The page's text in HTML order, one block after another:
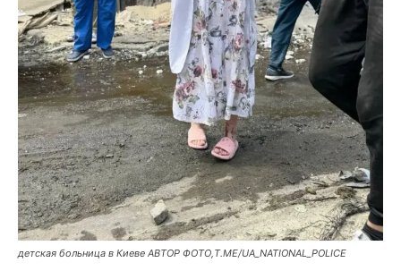
детская больница в Киеве АВТОР ФОТО,T.ME/UA_NATIONAL_POLICE